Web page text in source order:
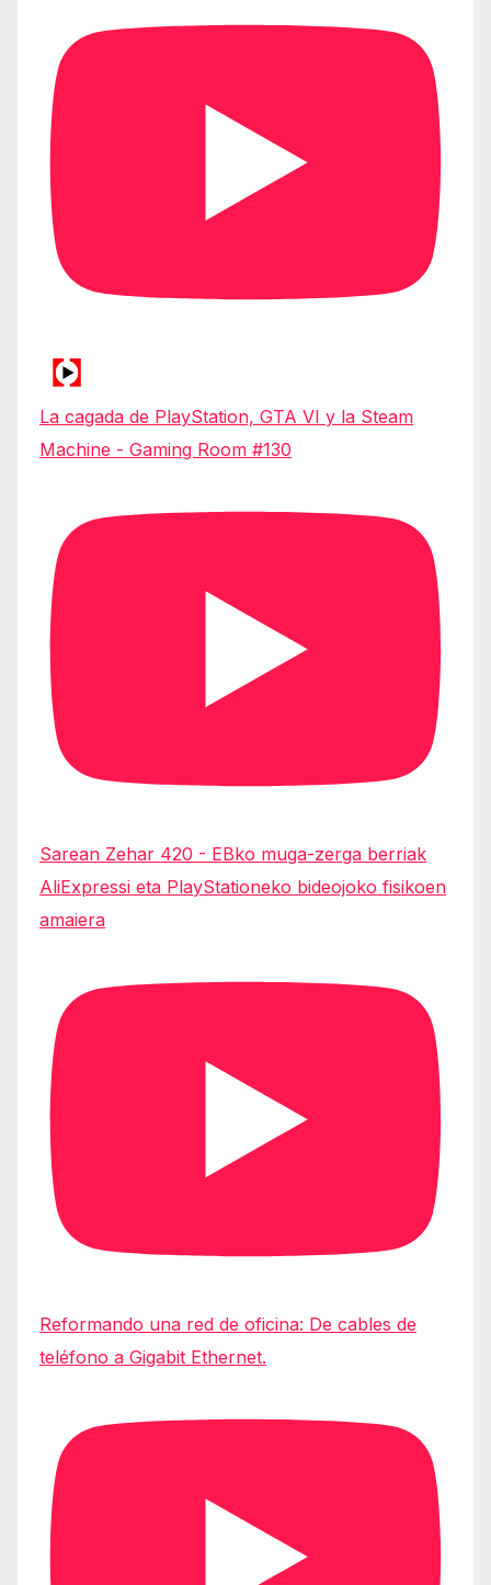
La cagada de PlayStation, GTA VI y la Steam
Machine - Gaming Room #130
Sarean Zehar 420 - EBko muga-zerga berriak
AliExpressi eta PlayStationeko bideojoko fisikoen
amaiera
Reformando una red de oficina: De cables de
teléfono a Gigabit Ethernet.